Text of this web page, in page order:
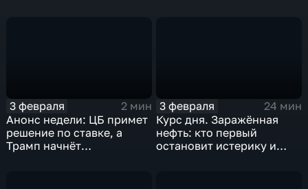
3 февраля
2 мин
Анонс недели: ЦБ примет
решение по ставке, а
Трамп начнёт
3 февраля
24 мин
Курс дня. Заражённая
нефть: кто первый
остановит истерику и